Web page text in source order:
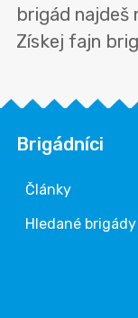
brigád najdeš
Získej fajn
Brigádníci
Články
Hledané brigády